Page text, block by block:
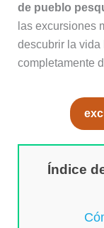
de pueblo
las excursiones
descubrir la vida
completamente
Índice